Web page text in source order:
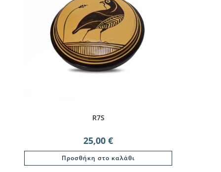
R7S
25,00 €
Προσθήκη στο καλάθι